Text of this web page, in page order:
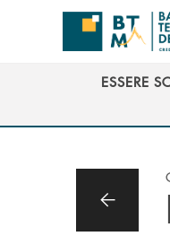
Salta al contenuto
ESSERE